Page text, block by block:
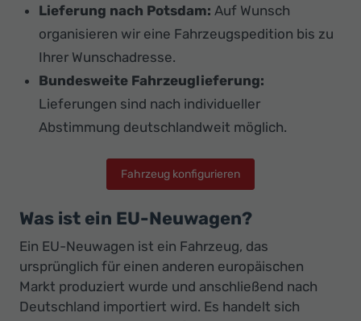
Lieferung nach Potsdam: Auf Wunsch
organisieren wir eine Fahrzeugspedition bis zu
Ihrer Wunschadresse.
Bundesweite Fahrzeuglieferung:
Lieferungen sind nach individueller
Abstimmung deutschlandweit möglich.
Fahrzeug konfigurieren
Was ist ein EU-Neuwagen?
Ein EU-Neuwagen ist ein Fahrzeug, das
ursprünglich für einen anderen europäischen
Markt produziert wurde und anschließend nach
Deutschland importiert wird. Es handelt sich